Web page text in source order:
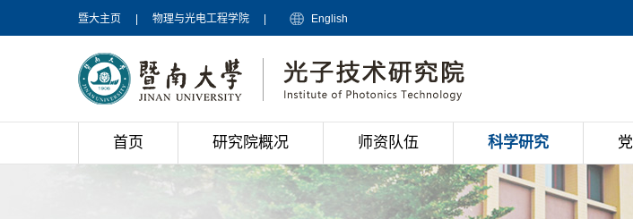
暨大主页 物理与光电工程学院 English
首页 研究院概况 师资队伍 科学研究